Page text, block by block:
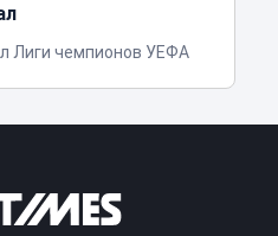
Лиги чемпионов УЕФА